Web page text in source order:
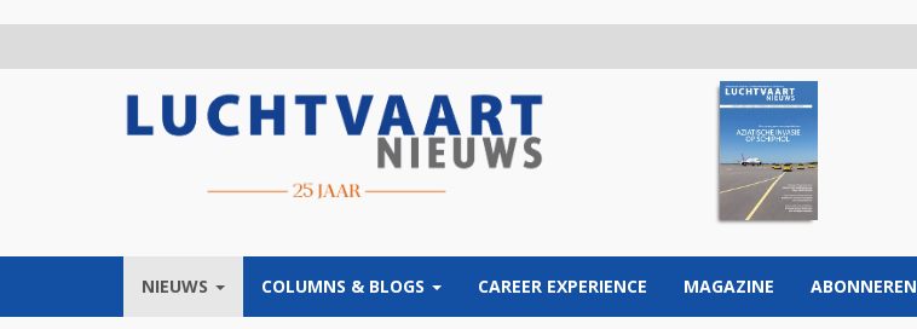
NIEUWS COLUMNS & BLOGS CAREER EXPERIENCE MAGAZINE ABONNEREN